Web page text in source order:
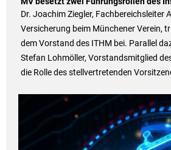
Dr. Joachim Ziegler, Fachbereichsleiter
Versicherung beim Münchener Verein,
dem Vorstand des ITHM bei. Parallel
Stefan Lohmöller, Vorstandsmitglied
die Rolle des stellvertretenden